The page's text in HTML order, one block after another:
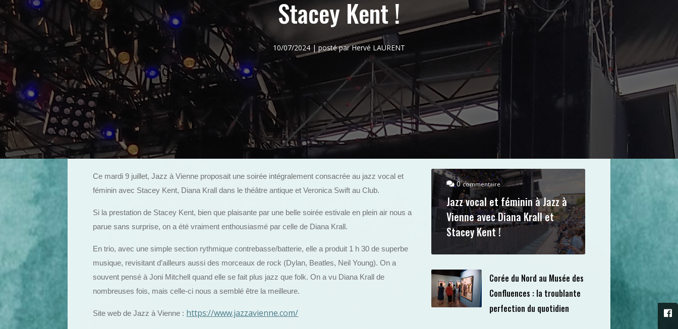
Stacey Kent !
10/07/2024 | posté par Hervé LAURENT
Ce mardi 9 juillet, Jazz à Vienne proposait une soirée intégralement consacrée au jazz vocal et
féminin avec Stacey Kent, Diana Krall dans le théâtre antique et Veronica Swift au Club.
Si la prestation de Stacey Kent, bien que plaisante par une belle soirée estivale en plein air nous a
parue sans surprise, on a été vraiment enthousiasmé par celle de Diana Krall.
En trio, avec une simple section rythmique contrebasse/batterie, elle a produit 1 h 30 de superbe
musique, revisitant d’ailleurs aussi des morceaux de rock (Dylan, Beatles, Neil Young). On a
souvent pensé à Joni Mitchell quand elle se fait plus jazz que folk. On a vu Diana Krall de
nombreuses fois, mais celle-ci nous a semblé être la meilleure.
Site web de Jazz à Vienne : https://www.jazzavienne.com/
0commentaire
Jazz vocal et féminin à Jazz à
Vienne avec Diana Krall et
Stacey Kent !
Corée du Nord au Musée des
Confluences : la troublante
perfection du quotidien